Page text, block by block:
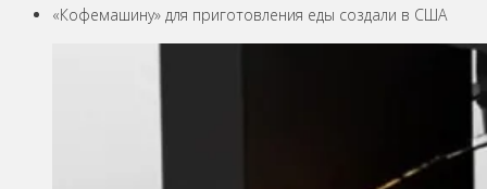
«Кофемашину» для приготовления еды создали в США